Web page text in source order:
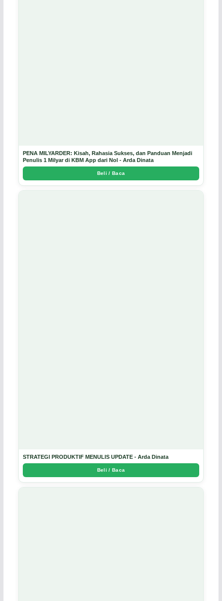
PENA MILYARDER: Kisah, Rahasia Sukses, dan Panduan Menjadi
Penulis 1 Milyar di KBM App dari Nol - Arda Dinata
Beli / Baca
STRATEGI PRODUKTIF MENULIS UPDATE - Arda Dinata
Beli / Baca